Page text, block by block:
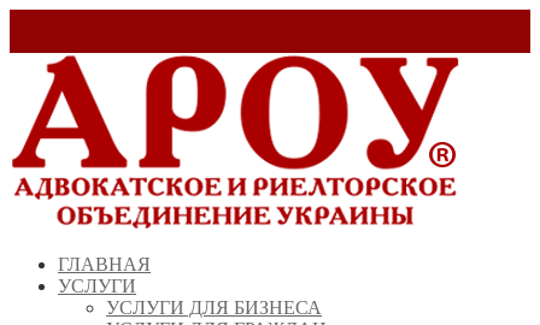
ГЛАВНАЯ
УСЛУГИ
УСЛУГИ ДЛЯ БИЗНЕСА